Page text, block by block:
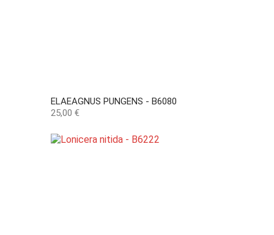
ELAEAGNUS PUNGENS - B6080
Preço
25,00 €